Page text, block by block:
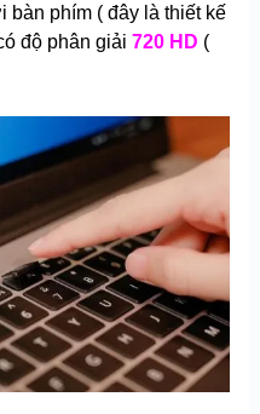
phím ( đây là thiết kế
độ phân giải 720 HD (